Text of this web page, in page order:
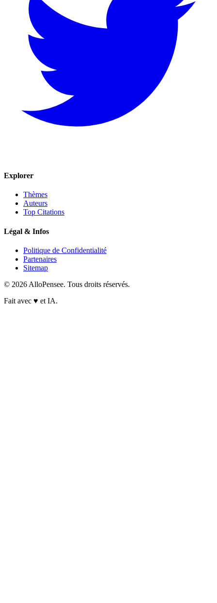
Explorer
Thèmes
Auteurs
Top Citations
Légal & Infos
Politique de Confidentialité
Partenaires
Sitemap
© 2026 AlloPensee. Tous droits réservés.
Fait avec ♥ et IA.